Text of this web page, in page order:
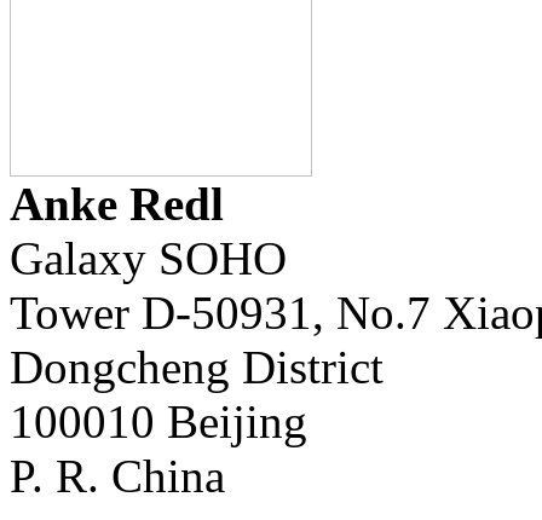
Anke Redl
Galaxy SOHO
Tower D-50931, No.7
Dongcheng District
100010 Beijing
P. R. China